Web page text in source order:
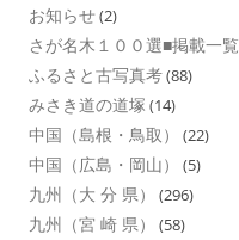
お知らせ(2)
さが名木１００選■掲載一覧
ふるさと古写真考(88)
みさき道の道塚 (14)
中国（島根・鳥取） (22)
中国（広島・岡山） (5)
九州（大 分 県） (296)
九州（宮 崎 県） (58)